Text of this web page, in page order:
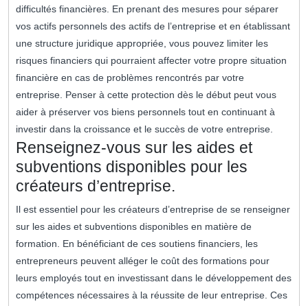
difficultés financières. En prenant des mesures pour séparer
vos actifs personnels des actifs de l’entreprise et en établissant
une structure juridique appropriée, vous pouvez limiter les
risques financiers qui pourraient affecter votre propre situation
financière en cas de problèmes rencontrés par votre
entreprise. Penser à cette protection dès le début peut vous
aider à préserver vos biens personnels tout en continuant à
investir dans la croissance et le succès de votre entreprise.
Renseignez-vous sur les aides et
subventions disponibles pour les
créateurs d’entreprise.
Il est essentiel pour les créateurs d’entreprise de se renseigner
sur les aides et subventions disponibles en matière de
formation. En bénéficiant de ces soutiens financiers, les
entrepreneurs peuvent alléger le coût des formations pour
leurs employés tout en investissant dans le développement des
compétences nécessaires à la réussite de leur entreprise. Ces